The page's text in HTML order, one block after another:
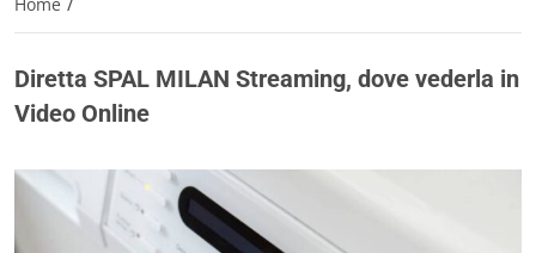
Home
Diretta SPAL MILAN Streaming, dove vederla in
Video Online